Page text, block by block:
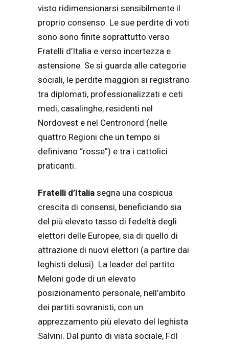
visto ridimensionarsi sensibilmente il
proprio consenso. Le sue perdite di voti
sono sono finite soprattutto verso
Fratelli d’Italia e verso incertezza e
astensione. Se si guarda alle categorie
sociali, le perdite maggiori si registrano
tra diplomati, professionalizzati e ceti
medi, casalinghe, residenti nel
Nordovest e nel Centronord (nelle
quattro Regioni che un tempo si
definivano “rosse”) e tra i cattolici
praticanti.
Fratelli d’Italia segna una cospicua
crescita di consensi, beneficiando sia
del più elevato tasso di fedeltà degli
elettori delle Europee, sia di quello di
attrazione di nuovi elettori (a partire dai
leghisti delusi). La leader del partito
Meloni gode di un elevato
posizionamento personale, nell’ambito
dei partiti sovranisti, con un
apprezzamento più elevato del leghista
Salvini. Dal punto di vista sociale, FdI